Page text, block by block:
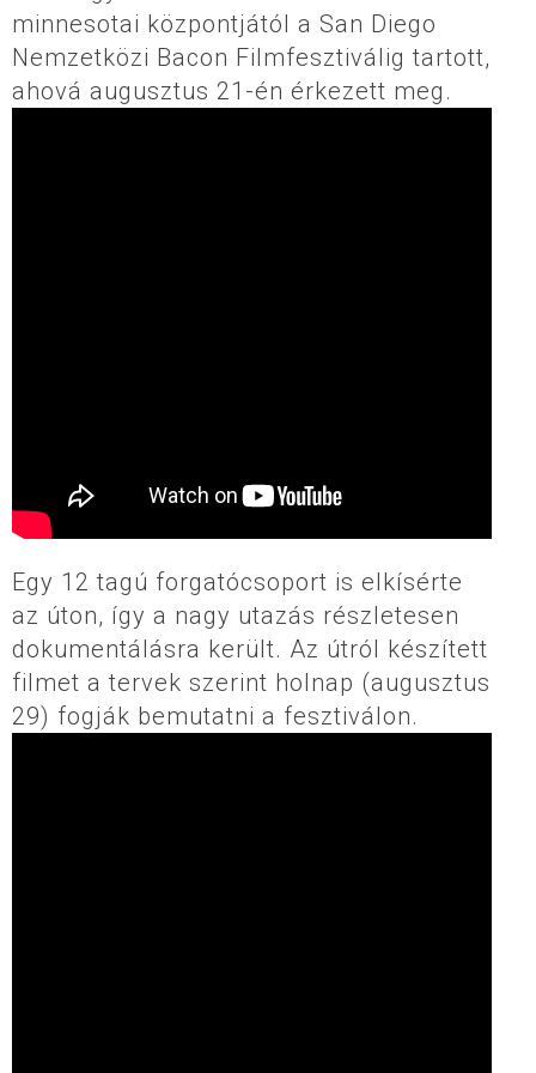
minnesotai központjától a San Diego
Nemzetközi Bacon Filmfesztiválig tartott,
ahová augusztus 21-én érkezett meg.
Egy 12 tagú forgatócsoport is elkísérte
az úton, így a nagy utazás részletesen
dokumentálásra került. Az útról készített
filmet a tervek szerint holnap (augusztus
29) fogják bemutatni a fesztiválon.